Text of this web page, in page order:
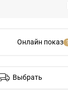
Онлайн показ
Выбрать